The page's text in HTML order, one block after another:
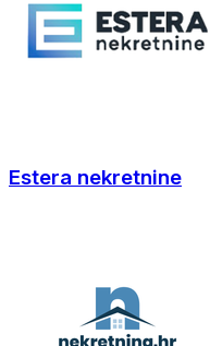
Estera nekretnine